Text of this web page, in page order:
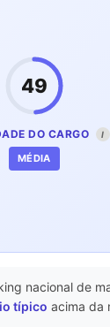
49
DO CARGO I
MÉDIA
nacional de
típico acima da